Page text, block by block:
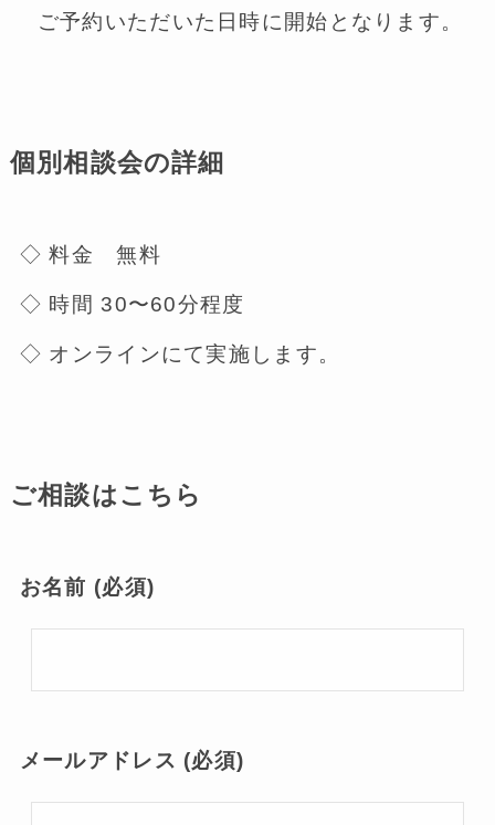
ご予約いただいた日時に開始となります。
個別相談会の詳細
◇ 料金 無料
◇ 時間 30〜60分程度
◇ オンラインにて実施します。
ご相談はこちら
お名前 (必須)
メールアドレス (必須)